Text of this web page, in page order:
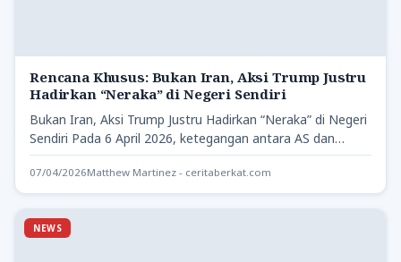
Rencana Khusus: Bukan Iran, Aksi Trump Justru
Hadirkan “Neraka” di Negeri Sendiri
Bukan Iran, Aksi Trump Justru Hadirkan “Neraka” di Negeri
Sendiri Pada 6 April 2026, ketegangan antara AS dan…
07/04/2026Matthew Martinez - ceritaberkat.com
NEWS